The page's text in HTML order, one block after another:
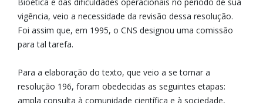
vigência, veio a necessidade da revisão dessa resolução.
Foi assim que, em 1995, o CNS designou uma comissão
para tal tarefa.
Para a elaboração do texto, que veio a se tornar a
resolução 196, foram obedecidas as seguintes etapas:
ampla consulta à comunidade científica e à sociedade,